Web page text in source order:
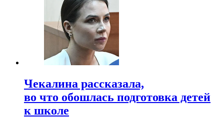
Чекалина рассказала,
во что обошлась подготовка детей
к школе